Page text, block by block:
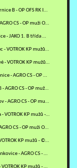
250607 - Rychnov Labuť - Javornice B - OP OFS RK IV. třídy - ©PR
250604 - Jaroměř B - Zábrodí - AGRO CS - OP muži OFS NA - ©ZH
250601 - Rychnov B - Předměřice - JAKO 1. B třída mužů - sk. B -…
250601 - Rychnov A - Č.Kostelec - VOTROK KP mužů - ©PR
250601 - Jaroměř - Dvůr Králové - VOTROK KP mužů - ©VM
250531 - Jaroměř B - Velká Jesenice - AGRO CS - OP muži OFS NA -…
250531 - Č.Kostelec B - Police B - AGRO CS - OP muži OFS NA -…
250525 - Velká Jesenice - Hronov - AGRO CS - OP muži OFS NA -…
250525 - Č.Kostelec - Dobruška - VOTROK KP mužů - ©MV
250524 - Stárkov - Jaroměř B - AGRO CS - OP muži OFS NA - ©ZH
250524 - Náchod A - Libčany - VOTROK KP mužů - ©MM
250524 - Č.Kostelec B - Hejtmánkovice - AGRO CS - OP muži OFS NA…
250518 - Jaroměř - Č.Kostelec - VOTROK KP mužů - ©VM